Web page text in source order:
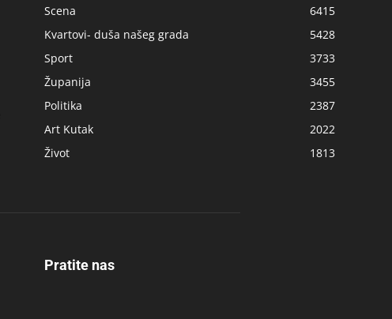
Scena
6415
Kvartovi- duša našeg grada
5428
Sport
3733
Županija
3455
Politika
2387
Art Kutak
2022
Život
1813
Pratite nas